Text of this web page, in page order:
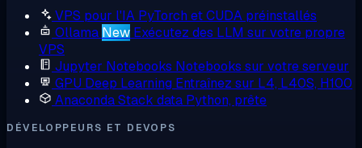
VPS pour l'IA PyTorch et CUDA préinstallés
Ollama New Exécutez des LLM sur votre propre
VPS
Jupyter Notebooks Notebooks sur votre serveur
GPU Deep Learning Entraînez sur L4, L40S, H100
AnacondaStack data Python, prête
DÉVELOPPEURS ET DEVOPS